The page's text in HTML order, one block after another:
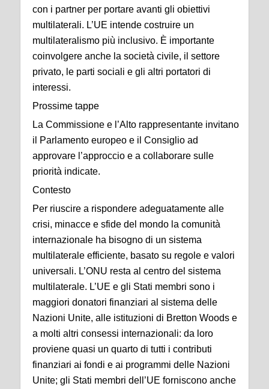
con i partner per portare avanti gli obiettivi
multilaterali. L’UE intende costruire un
multilateralismo più inclusivo. È importante
coinvolgere anche la società civile, il settore
privato, le parti sociali e gli altri portatori di
interessi.
Prossime tappe
La Commissione e l’Alto rappresentante invitano
il Parlamento europeo e il Consiglio ad
approvare l’approccio e a collaborare sulle
priorità indicate.
Contesto
Per riuscire a rispondere adeguatamente alle
crisi, minacce e sfide del mondo la comunità
internazionale ha bisogno di un sistema
multilaterale efficiente, basato su regole e valori
universali. L’ONU resta al centro del sistema
multilaterale. L’UE e gli Stati membri sono i
maggiori donatori finanziari al sistema delle
Nazioni Unite, alle istituzioni di Bretton Woods e
a molti altri consessi internazionali: da loro
proviene quasi un quarto di tutti i contributi
finanziari ai fondi e ai programmi delle Nazioni
Unite; gli Stati membri dell’UE forniscono anche